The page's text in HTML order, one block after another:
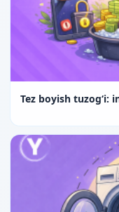
Tez boyish tuzog‘i: